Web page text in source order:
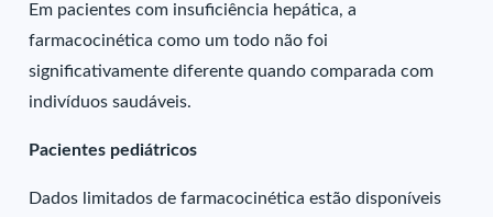
Em pacientes com insuficiência hepática, a
farmacocinética como um todo não foi
significativamente diferente quando comparada com
indivíduos saudáveis.
Pacientes pediátricos
Dados limitados de farmacocinética estão disponíveis